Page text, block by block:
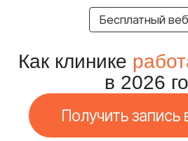
работать в
в 2026 году
Получить запись вебинара
«в белую»
>
Как собрать прайс на
себестоимости,чтобы